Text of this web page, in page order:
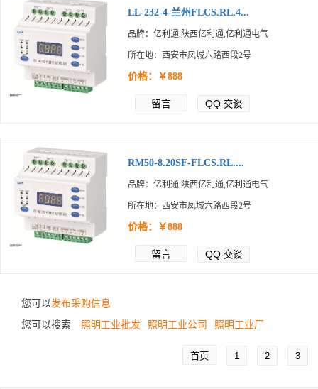
LL-232-4-兰州FLCS.RL.4...
品牌：亿利通,陕西亿利通,亿利通电气
所在地：西安市凤城六路西段2号
价格：￥888
留言 QQ 交谈
RM50-8.20SF-FLCS.RL....
品牌：亿利通,陕西亿利通,亿利通电气
所在地：西安市凤城六路西段2号
价格：￥888
留言 QQ 交谈
您可以发布采购信息
您可以搜索
照明工业批发 照明工业公司 照明工业厂
首页 1 2 3